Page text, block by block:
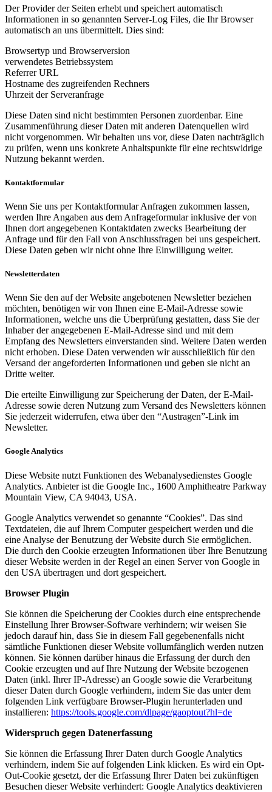
Der Provider der Seiten erhebt und speichert automatisch
Informationen in so genannten Server-Log Files, die Ihr Browser
automatisch an uns übermittelt. Dies sind:
Browsertyp und Browserversion
verwendetes Betriebssystem
Referrer URL
Hostname des zugreifenden Rechners
Uhrzeit der Serveranfrage
Diese Daten sind nicht bestimmten Personen zuordenbar. Eine
Zusammenführung dieser Daten mit anderen Datenquellen wird
nicht vorgenommen. Wir behalten uns vor, diese Daten nachträglich
zu prüfen, wenn uns konkrete Anhaltspunkte für eine rechtswidrige
Nutzung bekannt werden.
Kontaktformular
Wenn Sie uns per Kontaktformular Anfragen zukommen lassen,
werden Ihre Angaben aus dem Anfrageformular inklusive der von
Ihnen dort angegebenen Kontaktdaten zwecks Bearbeitung der
Anfrage und für den Fall von Anschlussfragen bei uns gespeichert.
Diese Daten geben wir nicht ohne Ihre Einwilligung weiter.
Newsletterdaten
Wenn Sie den auf der Website angebotenen Newsletter beziehen
möchten, benötigen wir von Ihnen eine E-Mail-Adresse sowie
Informationen, welche uns die Überprüfung gestatten, dass Sie der
Inhaber der angegebenen E-Mail-Adresse sind und mit dem
Empfang des Newsletters einverstanden sind. Weitere Daten werden
nicht erhoben. Diese Daten verwenden wir ausschließlich für den
Versand der angeforderten Informationen und geben sie nicht an
Dritte weiter.
Die erteilte Einwilligung zur Speicherung der Daten, der E-Mail-
Adresse sowie deren Nutzung zum Versand des Newsletters können
Sie jederzeit widerrufen, etwa über den “Austragen”-Link im
Newsletter.
Google Analytics
Diese Website nutzt Funktionen des Webanalysedienstes Google
Analytics. Anbieter ist die Google Inc., 1600 Amphitheatre Parkway
Mountain View, CA 94043, USA.
Google Analytics verwendet so genannte “Cookies”. Das sind
Textdateien, die auf Ihrem Computer gespeichert werden und die
eine Analyse der Benutzung der Website durch Sie ermöglichen.
Die durch den Cookie erzeugten Informationen über Ihre Benutzung
dieser Website werden in der Regel an einen Server von Google in
den USA übertragen und dort gespeichert.
Browser Plugin
Sie können die Speicherung der Cookies durch eine entsprechende
Einstellung Ihrer Browser-Software verhindern; wir weisen Sie
jedoch darauf hin, dass Sie in diesem Fall gegebenenfalls nicht
sämtliche Funktionen dieser Website vollumfänglich werden nutzen
können. Sie können darüber hinaus die Erfassung der durch den
Cookie erzeugten und auf Ihre Nutzung der Website bezogenen
Daten (inkl. Ihrer IP-Adresse) an Google sowie die Verarbeitung
dieser Daten durch Google verhindern, indem Sie das unter dem
folgenden Link verfügbare Browser-Plugin herunterladen und
installieren: https://tools.google.com/dlpage/gaoptout?hl=de
Widerspruch gegen Datenerfassung
Sie können die Erfassung Ihrer Daten durch Google Analytics
verhindern, indem Sie auf folgenden Link klicken. Es wird ein Opt-
Out-Cookie gesetzt, der die Erfassung Ihrer Daten bei zukünftigen
Besuchen dieser Website verhindert: Google Analytics deaktivieren